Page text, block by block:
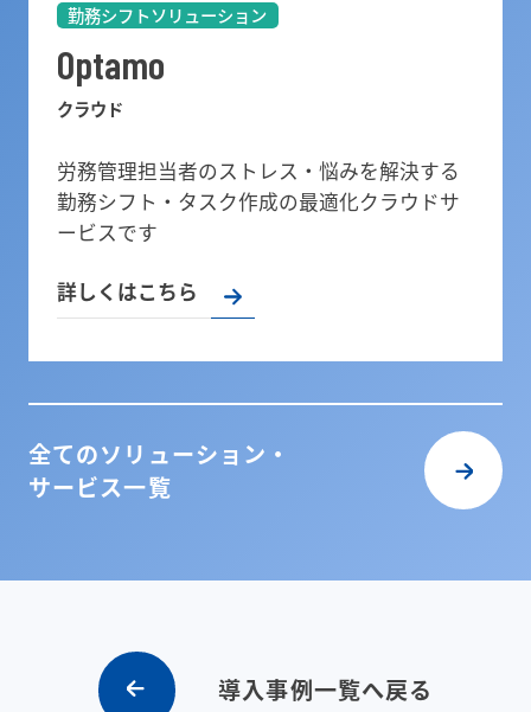
勤務シフトソリューション
Optamo
クラウド
労務管理担当者のストレス・悩みを解決する
勤務シフト・タスク作成の最適化クラウドサ
ービスです
詳しくはこちら
全てのソリューション・
サービス一覧
導入事例一覧へ戻る